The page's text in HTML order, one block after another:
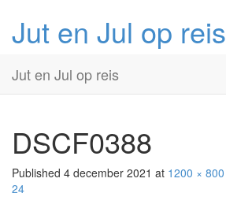
Jut en Jul op reis
Primary
Menu
content
Jut en Jul op reis
DSCF0388
Published 4 december 2021 at 1200 × 800
24